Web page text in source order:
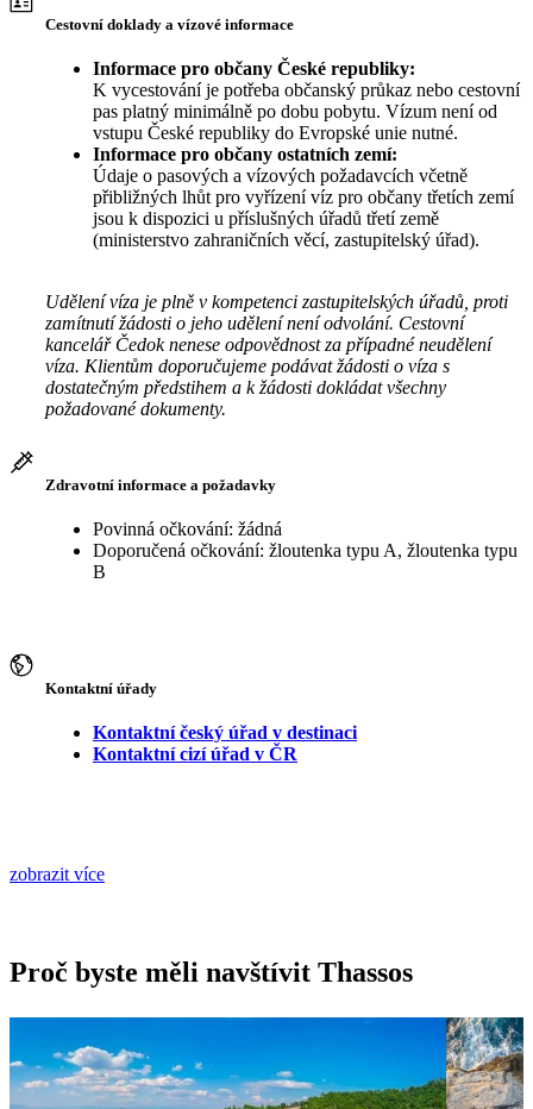
Cestovní doklady a vízové informace
Informace pro občany České republiky:
K vycestování je potřeba občanský průkaz nebo cestovní
pas platný minimálně po dobu pobytu. Vízum není od
vstupu České republiky do Evropské unie nutné.
Informace pro občany ostatních zemí:
Údaje o pasových a vízových požadavcích včetně
přibližných lhůt pro vyřízení víz pro občany třetích zemí
jsou k dispozici u příslušných úřadů třetí země
(ministerstvo zahraničních věcí, zastupitelský úřad).
Udělení víza je plně v kompetenci zastupitelských úřadů, proti
zamítnutí žádosti o jeho udělení není odvolání. Cestovní
kancelář Čedok nenese odpovědnost za případné neudělení
víza. Klientům doporučujeme podávat žádosti o víza s
dostatečným předstihem a k žádosti dokládat všechny
požadované dokumenty.
Zdravotní informace a požadavky
Povinná očkování: žádná
Doporučená očkování: žloutenka typu A, žloutenka typu
B
Kontaktní úřady
Kontaktní český úřad v destinaci
Kontaktní cizí úřad v ČR
zobrazit více
Proč byste měli navštívit Thassos